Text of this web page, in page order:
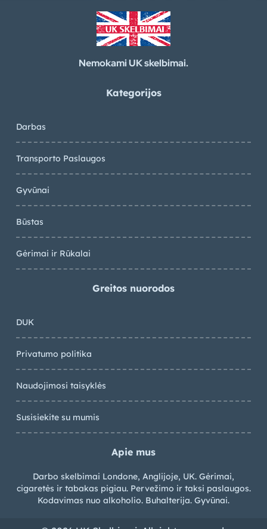
Nemokami UK skelbimai.
Kategorijos
Darbas
Transporto Paslaugos
Gyvūnai
Būstas
Gėrimai ir Rūkalai
Greitos nuorodos
DUK
Privatumo politika
Naudojimosi taisyklės
Susisiekite su mumis
Apie mus
Darbo skelbimai Londone, Anglijoje, UK. Gėrimai,
cigaretės ir tabakas pigiau. Pervežimo ir taksi paslaugos.
Kodavimas nuo alkoholio. Buhalterija. Gyvūnai.